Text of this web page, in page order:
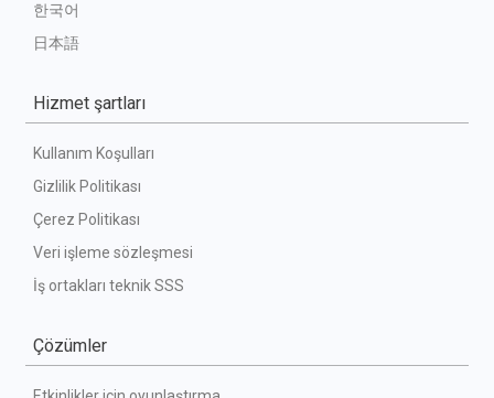
한국어
日本語
Hizmet şartları
Kullanım Koşulları
Gizlilik Politikası
Çerez Politikası
Veri işleme sözleşmesi
İş ortakları teknik SSS
Çözümler